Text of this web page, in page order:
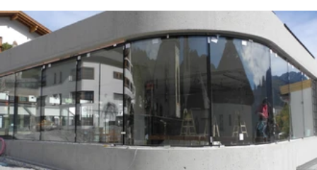
Unterkünfte finden
Ticket- &
Gutscheinshop